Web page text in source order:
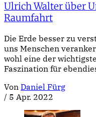
Ulrich Walter über
Raumfahrt
Die Erde besser zu
uns Menschen
wohl eine der
Faszination für
Von Daniel Fürg
/ 5 Apr. 2022